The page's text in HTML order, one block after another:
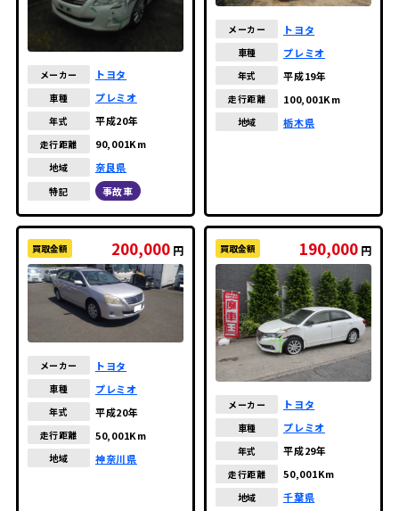
メーカー トヨタ
車種 プレミオ
年式 平成20年
走行距離 90,001Km
地域 奈良県
特記 事故車
メーカー トヨタ
車種 プレミオ
年式 平成19年
走行距離 100,001Km
地域 栃木県
買取金額 200,000 円
メーカー トヨタ
車種 プレミオ
年式 平成20年
走行距離 50,001Km
地域 神奈川県
買取金額 190,000 円
メーカー トヨタ
車種 プレミオ
年式 平成29年
走行距離 50,001Km
地域 千葉県